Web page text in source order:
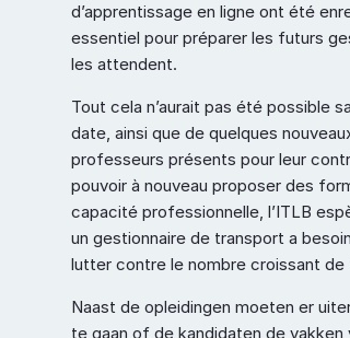
d’apprentissage en ligne ont été
essentiel pour préparer les futurs
les attendent.
Tout cela n’aurait pas été possible
date, ainsi que de quelques
professeurs présents pour leur
pouvoir à nouveau proposer des
capacité professionnelle, l’ITLB
un gestionnaire de transport a
lutter contre le nombre croissant
Naast de opleidingen moeten er
te gaan of de kandidaten de